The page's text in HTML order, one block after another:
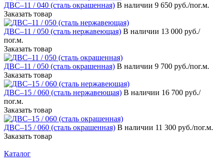
ДВС–11 / 040 (сталь окрашенная) В наличии 9 650 руб./пог.м.
Заказать товар
ДВС–11 / 050 (сталь нержавеющая) В наличии 13 000 руб./
пог.м.
Заказать товар
ДВС–11 / 050 (сталь окрашенная) В наличии 9 700 руб./пог.м.
Заказать товар
ДВС–15 / 060 (сталь нержавеющая) В наличии 16 700 руб./
пог.м.
Заказать товар
ДВС–15 / 060 (сталь окрашенная) В наличии 11 300 руб./пог.м.
Заказать товар
Каталог